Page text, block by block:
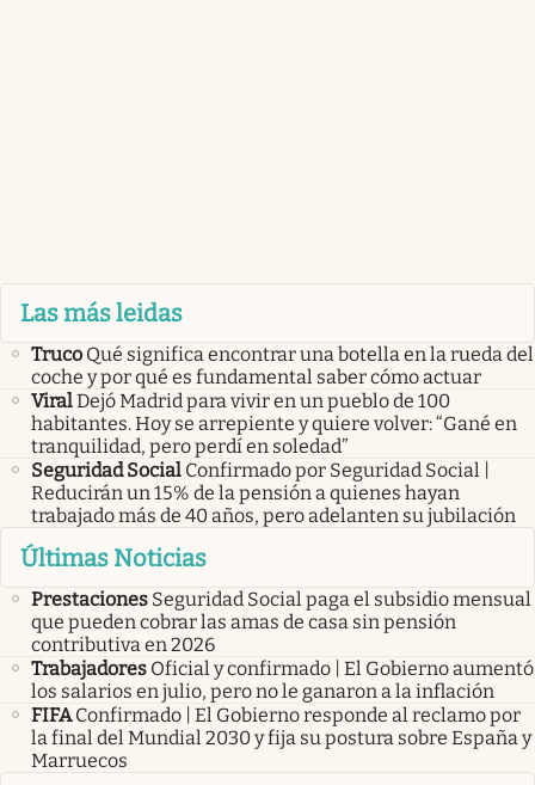
Las más leidas
Truco Qué significa encontrar una botella en la rueda del
coche y por qué es fundamental saber cómo actuar
ViralDejó Madrid para vivir en un pueblo de 100
habitantes. Hoy se arrepiente y quiere volver: “Gané en
tranquilidad, pero perdí en soledad”
Seguridad Social Confirmado por Seguridad Social |
Reducirán un 15% de la pensión a quienes hayan
trabajado más de 40 años, pero adelanten su jubilación
Últimas Noticias
Prestaciones Seguridad Social paga el subsidio mensual
que pueden cobrar las amas de casa sin pensión
contributiva en 2026
Trabajadores Oficial y confirmado | El Gobierno aumentó
los salarios en julio, pero no le ganaron a la inflación
FIFA Confirmado | El Gobierno responde al reclamo por
la final del Mundial 2030 y fija su postura sobre España y
Marruecos